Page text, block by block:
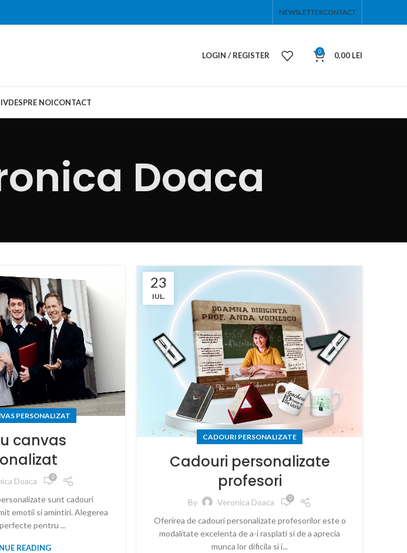
NEWSLETTERCONTACT
LOGIN / REGISTER 0 0,00 LEI
DESPRE NOICONTACT
Doaca
PERSONALIZAT
canvas
Doaca 0
sunt cadouri
emotii si amintiri. Alegerea
pentru ...
READING
23
IUL.
CADOURI PERSONALIZATE
Cadouri personalizate
profesori
By Veronica Doaca 0
Oferirea de cadouri personalizate profesorilor este o
modalitate excelenta de a-i rasplati si de a aprecia
munca lor dificila si i...